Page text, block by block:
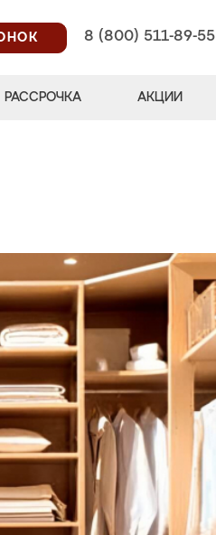
8 (800) 511-89-55
РАССРОЧКА АКЦИИ